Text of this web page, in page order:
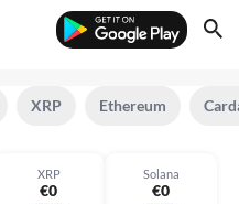
XRP Ethereum
XRP
€0
€0
Solana
€0
€0